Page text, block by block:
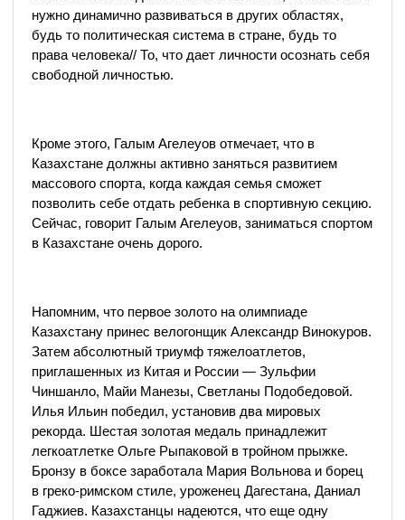
нужно динамично развиваться в других областях,
будь то политическая система в стране, будь то
права человека// То, что дает личности осознать себя
свободной личностью.
Кроме этого, Галым Агелеуов отмечает, что в
Казахстане должны активно заняться развитием
массового спорта, когда каждая семья сможет
позволить себе отдать ребенка в спортивную секцию.
Сейчас, говорит Галым Агелеуов, заниматься спортом
в Казахстане очень дорого.
Напомним, что первое золото на олимпиаде
Казахстану принес велогонщик Александр Винокуров.
Затем абсолютный триумф тяжелоатлетов,
приглашенных из Китая и России — Зульфии
Чиншанло, Майи Манезы, Светланы Подобедовой.
Илья Ильин победил, установив два мировых
рекорда. Шестая золотая медаль принадлежит
легкоатлетке Ольге Рыпаковой в тройном прыжке.
Бронзу в боксе заработала Мария Вольнова и борец
в греко-римском стиле, уроженец Дагестана, Даниал
Гаджиев. Казахстанцы надеются, что еще одну